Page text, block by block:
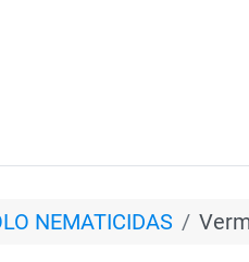
NEMATICIDAS